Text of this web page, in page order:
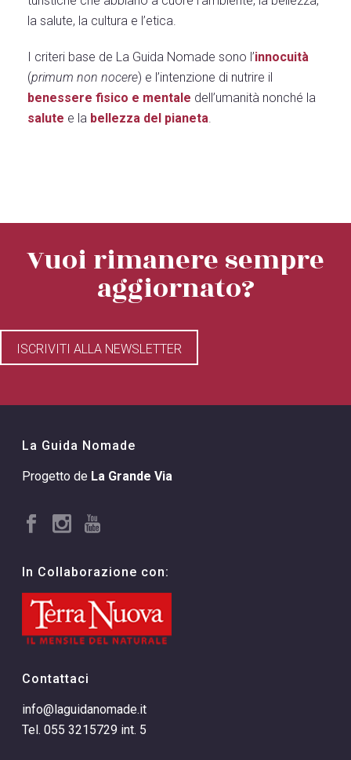
la salute, la cultura e l’etica.
I criteri base de La Guida Nomade sono l’innocuità
(primum non nocere) e l’intenzione di nutrire il
benessere fisico e mentale dell’umanità nonché la
salute e la bellezza del pianeta
Vuoi rimanere sempre
aggiornato?
ISCRIVITI ALLA NEWSLETTER
La Guida Nomade
Progetto de La Grande Via
In Collaborazione con:
Contattaci
info@laguidanomade.it
Tel. 055 3215729 int. 5